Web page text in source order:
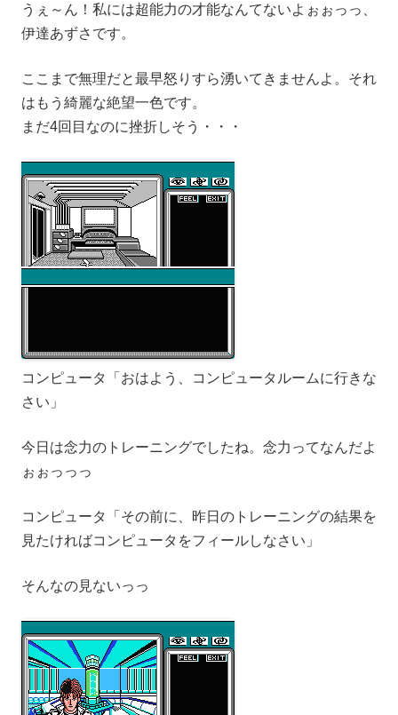
うぇ～ん！私には超能力の才能なんてないよぉぉっっ、
伊達あずさです。
ここまで無理だと最早怒りすら湧いてきませんよ。それ
はもう綺麗な絶望一色です。
まだ4回目なのに挫折しそう・・・
コンピュータ「おはよう、コンピュータルームに行きな
さい」
今日は念力のトレーニングでしたね。念力ってなんだよ
ぉぉっっっ
コンピュータ「その前に、昨日のトレーニングの結果を
見たければコンピュータをフィールしなさい」
そんなの見ないっっ